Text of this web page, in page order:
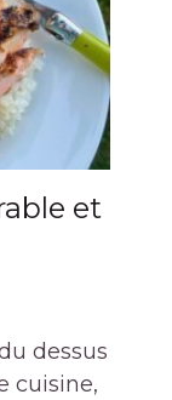
et
dessus
cuisine,